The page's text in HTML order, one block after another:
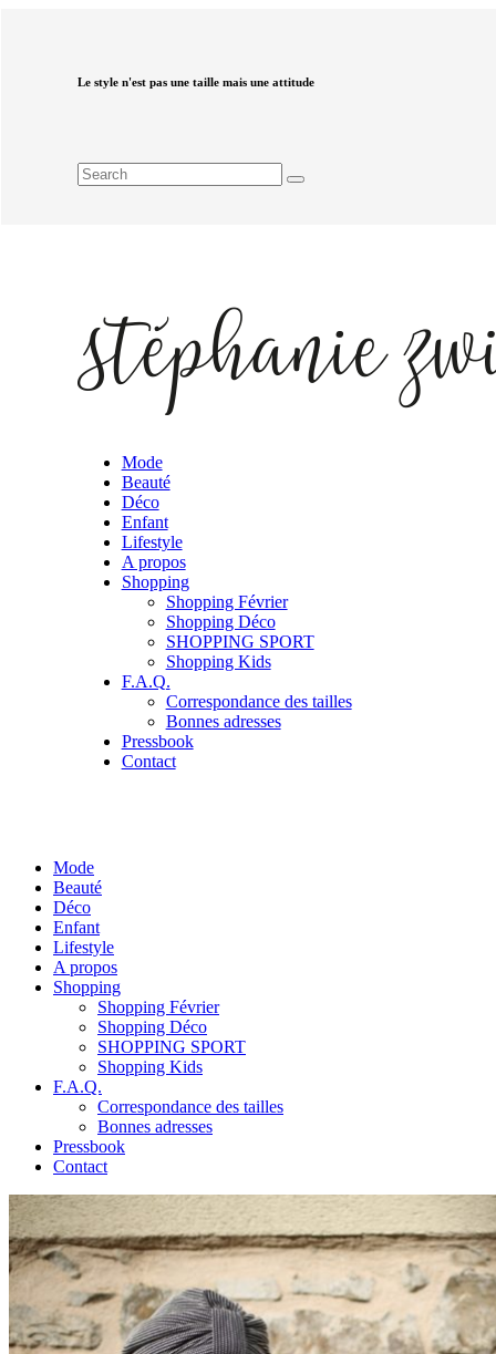
Le style n'est pas une taille mais une attitude
Mode
Beauté
Déco
Enfant
Lifestyle
A propos
Shopping
Shopping Février
Shopping Déco
SHOPPING SPORT
Shopping Kids
F.A.Q.
Correspondance des tailles
Bonnes adresses
Pressbook
Contact
Mode
Beauté
Déco
Enfant
Lifestyle
A propos
Shopping
Shopping Février
Shopping Déco
SHOPPING SPORT
Shopping Kids
F.A.Q.
Correspondance des tailles
Bonnes adresses
Pressbook
Contact